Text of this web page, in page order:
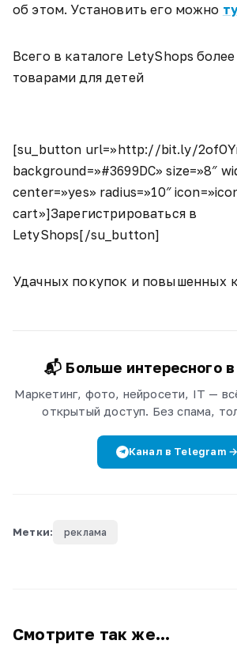
об этом. Установить его можно
Всего в каталоге LetyShops
товарами для детей
[su_button url=»http://bit.ly/
background=»#3699DC» size=»8″
center=»yes» radius=»10″
cart»]Зарегистрироваться в
LetyShops[/su_button]
Удачных покупок и повышенных
📬 Больше интересного
Маркетинг, фото, нейросети, IT —
открытый доступ. Без спама,
Канал в Telegram →
Метки: реклама
Смотрите так же...